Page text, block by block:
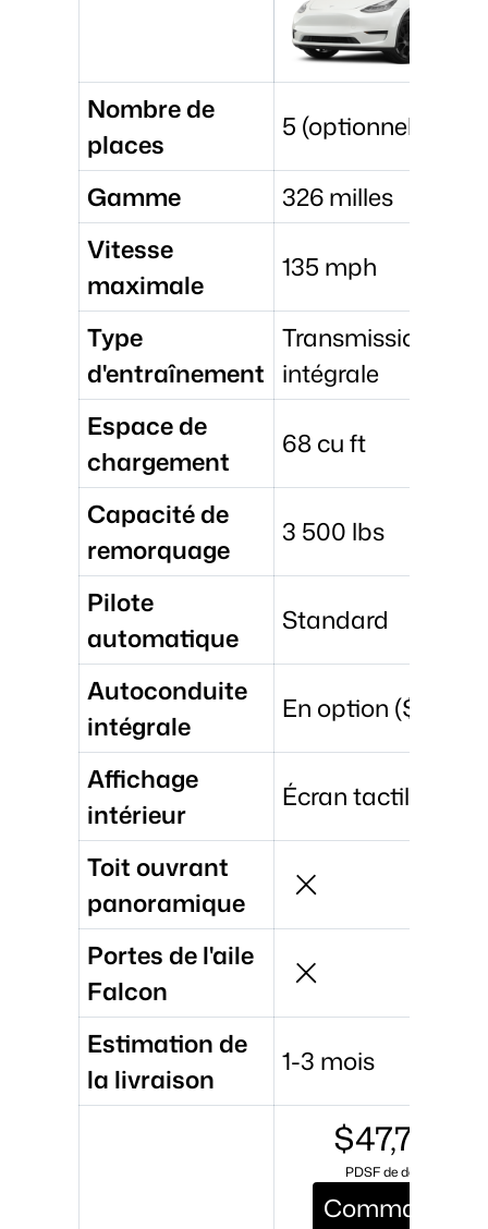
Nombre de
places
5 (optionnel 7)
Gamme
326 milles
Vitesse
maximale
135 mph
Type
d'entraînement
Transmission
intégrale
Espace de
chargement
68 cu ft
Capacité de
remorquage
3 500 lbs
Pilote
automatique
Standard
Autoconduite
intégrale
En option
Affichage
intérieur
Écran tactile 15
Toit ouvrant
panoramique
Portes de l'aile
Falcon
Estimation de
la livraison
1-3 mois
$47,740
PDSF de départ
Commande